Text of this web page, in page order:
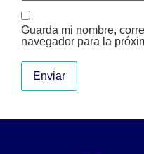
Guarda mi nombre,
navegador para la